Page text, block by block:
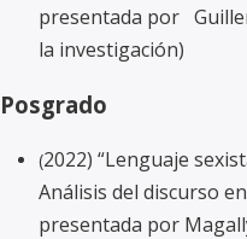
presentada por
la investigación)
Posgrado
(2022) “Lenguaje
Análisis del discurso
presentada por